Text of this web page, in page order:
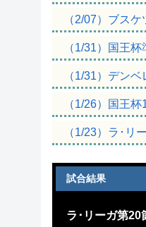
（2/07）ブス
（1/31）国王
（1/31）デン
（1/26）国王
（1/23）ラ･リ
試合結果
ラ･リーガ第20